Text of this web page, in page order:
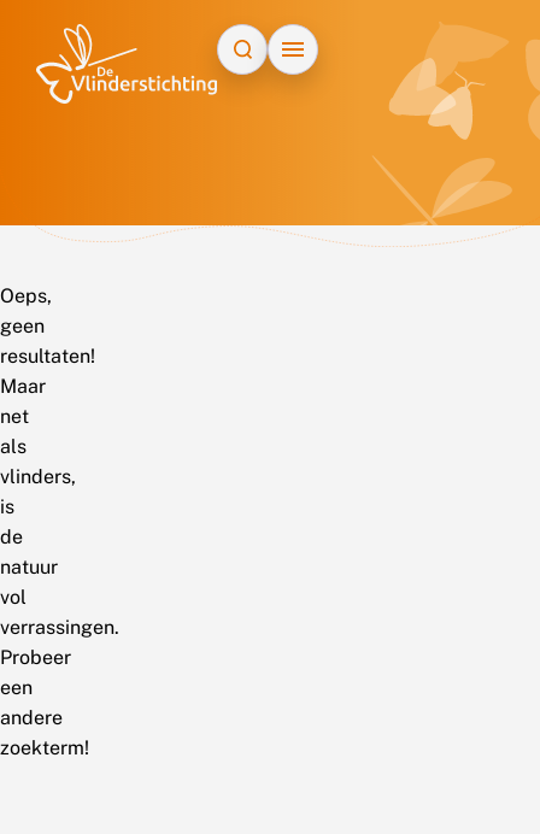
Oeps,
geen
resultaten!
Maar
net
als
vlinders,
is
de
natuur
vol
verrassingen.
Probeer
een
andere
zoekterm!